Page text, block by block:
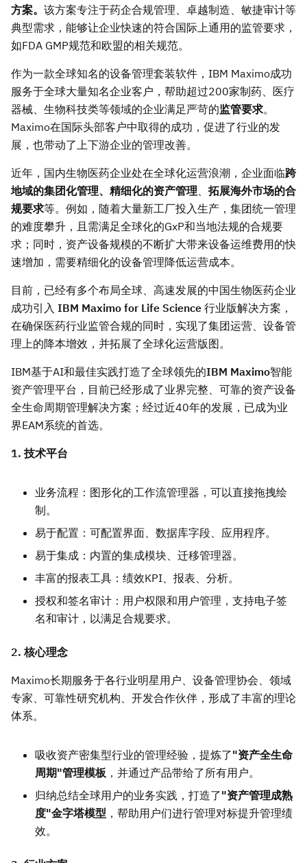
方案。 该方案专注于药企合规管理、卓越制造、敏捷审计等
典型需求，能够让企业快速的符合国际上通用的监管要求，
如FDA GMP规范和欧盟的相关规范。
作为一款全球知名的设备管理套装软件，IBM Maximo成功
服务于全球大量知名企业客户，帮助超过200家制药、医疗
器械、生物科技类等领域的企业满足严苛的监管要求。
Maximo在国际头部客户中取得的成功，促进了行业的发
展，也带动了上下游企业的管理改善。
近年，国内生物医药企业处在全球化运营浪潮，企业面临跨
地域的集团化管理、精细化的资产管理、 拓展海外市场的合
规要求等。例如，随着大量新工厂投入生产，集团统一管理
的难度攀升，且需满足全球化的GxP和当地法规的合规要
求；同时，资产设备规模的不断扩大带来设备运维费用的快
速增加，需要精细化的设备管理降低运营成本。
目前，已经有多个布局全球、高速发展的中国生物医药企业
成功引入 IBM Maximo for Life Science 行业版解决方案，
在确保医药行业监管合规的同时，实现了集团运营、设备管
理上的降本增效，并拓展了全球化运营版图。
IBM基于AI和最佳实践打造了全球领先的IBM Maximo智能
资产管理平台，目前已经形成了业界完整、可靠的资产设备
全生命周期管理解决方案；经过近40年的发展，已成为业
界EAM系统的首选。
1. 技术平台
业务流程：图形化的工作流管理器，可以直接拖拽绘
制。
易于配置：可配置界面、数据库字段、应用程序。
易于集成：内置的集成模块、迁移管理器。
丰富的报表工具：绩效KPI、报表、分析。
授权和签名审计：用户权限和用户管理，支持电子签
名和审计，以满足合规要求。
2. 核心理念
Maximo长期服务于各行业明星用户、设备管理协会、领域
专家、可靠性研究机构、开发合作伙伴，形成了丰富的理论
体系。
吸收资产密集型行业的管理经验，提炼了"资产全生命
周期"管理模板 ，并通过产品带给了所有用户。
归纳总结全球用户的业务实践，打造了"资产管理成熟
度"金字塔模型 ，帮助用户们进行管理对标提升管理绩
效。